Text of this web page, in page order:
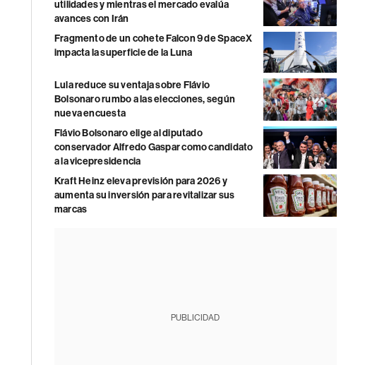
utilidades y mientras el mercado evalúa
avances con Irán
Fragmento de un cohete Falcon 9 de SpaceX
impacta la superficie de la Luna
Lula reduce su ventaja sobre Flávio
Bolsonaro rumbo a las elecciones, según
nueva encuesta
Flávio Bolsonaro elige al diputado
conservador Alfredo Gaspar como candidato
a la vicepresidencia
Kraft Heinz eleva previsión para 2026 y
aumenta su inversión para revitalizar sus
marcas
PUBLICIDAD